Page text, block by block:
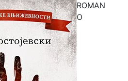
ROMAN
O